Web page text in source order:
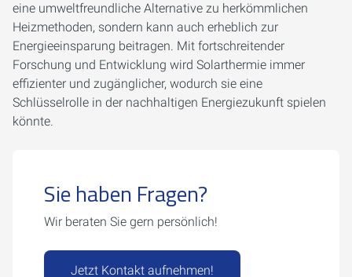
eine umweltfreundliche Alternative zu herkömmlichen
Heizmethoden, sondern kann auch erheblich zur
Energieeinsparung beitragen. Mit fortschreitender
Forschung und Entwicklung wird Solarthermie immer
effizienter und zugänglicher, wodurch sie eine
Schlüsselrolle in der nachhaltigen Energiezukunft spielen
könnte.
Sie haben Fragen?
Wir beraten Sie gern persönlich!
Jetzt Kontakt aufnehmen!